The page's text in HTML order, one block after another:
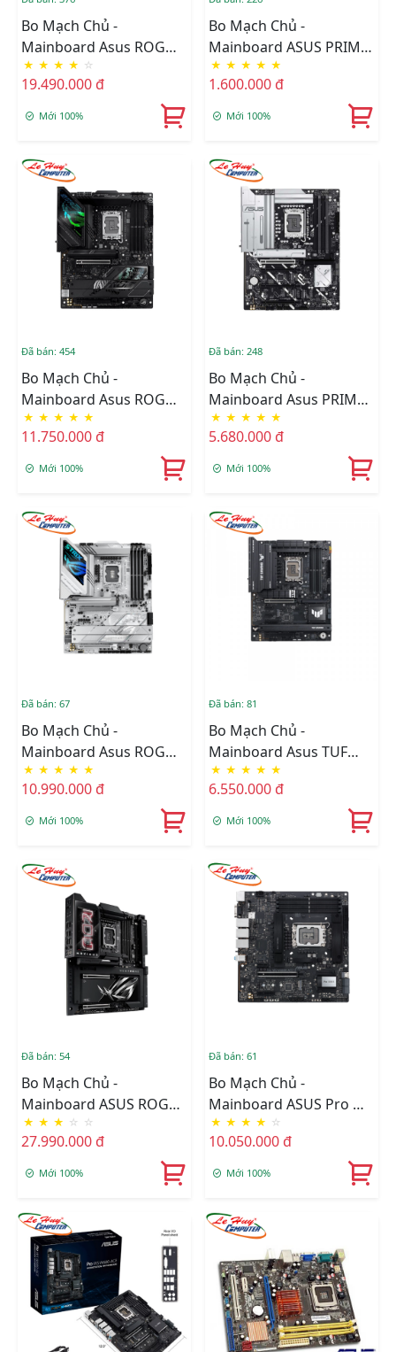
Bo Mạch Chủ -
Mainboard Asus ROG
MAXIMUS Z890 HERO
★ ★ ★ ★ ☆
19.490.000 đ
Mới 100%
Bo Mạch Chủ -
Mainboard ASUS PRIME
H510M-K R2.0
★ ★ ★ ★ ★
1.600.000 đ
Mới 100%
Đã bán: 454
Bo Mạch Chủ -
Mainboard Asus ROG
STRIX Z890-F GAMING
WIFI
★ ★ ★ ★ ★
11.750.000 đ
Mới 100%
Đã bán: 248
Bo Mạch Chủ -
Mainboard Asus PRIME
Z890-P WIFI-CSM
★ ★ ★ ★ ★
5.680.000 đ
Mới 100%
Đã bán: 67
Bo Mạch Chủ -
Mainboard Asus ROG
STRIX Z890-A GAMING
WIFI
★ ★ ★ ★ ★
10.990.000 đ
Mới 100%
Đã bán: 81
Bo Mạch Chủ -
Mainboard Asus TUF
GAMING Z890 PLUS WIFI
DDR5
★ ★ ★ ★ ★
6.550.000 đ
Mới 100%
Đã bán: 54
Bo Mạch Chủ -
Mainboard ASUS ROG
MAXIMUS Z890
EXTREME
★ ★ ★ ☆ ☆
27.990.000 đ
Mới 100%
Đã bán: 61
Bo Mạch Chủ -
Mainboard ASUS Pro WS
W680M-ACE SE
★ ★ ★ ★ ☆
10.050.000 đ
Mới 100%